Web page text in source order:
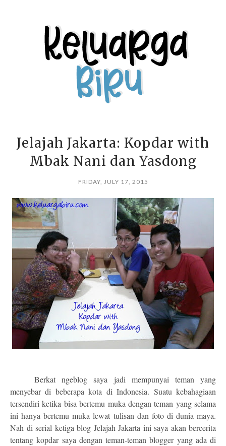
Jelajah Jakarta: Kopdar with
Mbak Nani dan Yasdong
FRIDAY, JULY 17, 2015
Berkat ngeblog saya jadi mempunyai teman yang
menyebar di beberapa kota di Indonesia. Suatu kebahagiaan
tersendiri ketika bisa bertemu muka dengan teman yang selama
ini hanya bertemu muka lewat tulisan dan foto di dunia maya.
Nah di serial ketiga blog Jelajah Jakarta ini saya akan bercerita
tentang kopdar saya dengan teman-teman blogger yang ada di